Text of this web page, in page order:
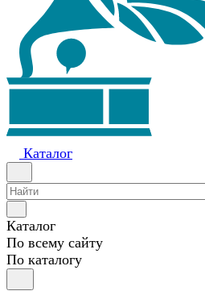
Каталог
Каталог
По всему сайту
По каталогу